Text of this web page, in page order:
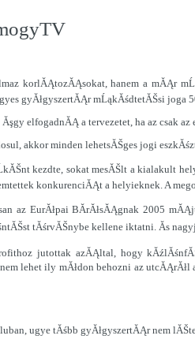
korlĂĄtozĂĄsokat, hanem a mĂĄr
gyĂłgyszertĂĄr mĹąkĂśdtetĂŠsi
elfogadnĂĄ a tervezetet, ha az csak
akkor minden lehetsĂŠges jogi
kezdte, sokat mesĂŠlt a kialakult
konkurenciĂĄt a helyieknek. A
az EurĂłpai BĂ­rĂłsĂĄgnak 2005
tĂśrvĂŠnybe kellene iktatni. Ăs
jutottak azĂĄltal, hogy
lehet ily mĂłdon behozni az
ugye tĂśbb gyĂłgyszertĂĄr nem